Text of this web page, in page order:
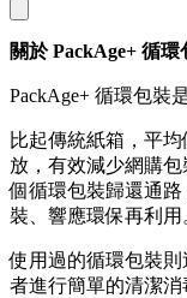
關於 PackAge+ 循環
PackAge+ 循環包裝
比起傳統紙箱，平
放，有效減少網購
個循環包裝歸還通
裝、響應環保再利用
使用過的循環包裝
者進行簡單的清潔